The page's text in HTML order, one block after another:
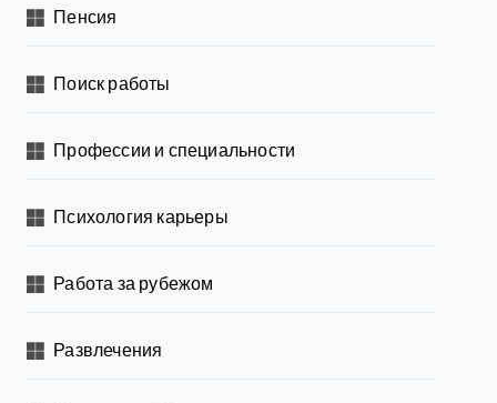
Пенсия
Поиск работы
Профессии и специальности
Психология карьеры
Работа за рубежом
Развлечения